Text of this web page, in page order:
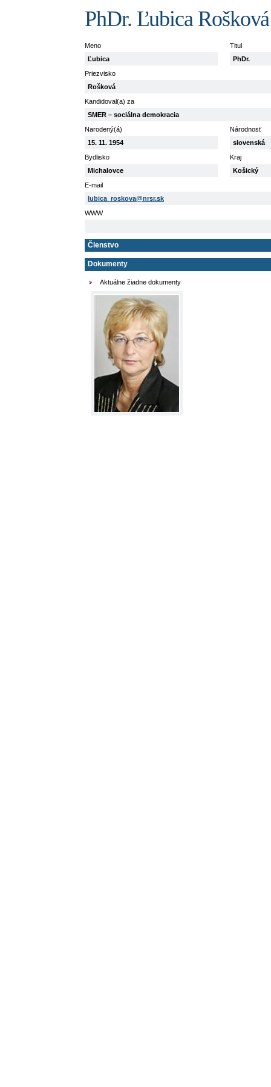
PhDr. Ľubica Rošková
Meno
Ľubica
Titul
PhDr.
Priezvisko
Rošková
Kandidoval(a) za
SMER – sociálna demokracia
Narodený(á)
15. 11. 1954
Národnosť
slovenská
Bydlisko
Michalovce
Kraj
Košický
E-mail
lubica_roskova@nrsr.sk
WWW
Členstvo
Dokumenty
Aktuálne žiadne dokumenty